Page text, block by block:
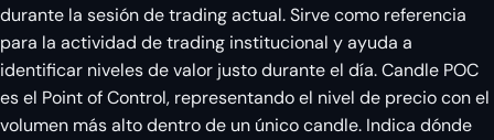
durante la sesión de trading actual. Sirve como referencia
para la actividad de trading institucional y ayuda a
identificar niveles de valor justo durante el día. Candle POC
es el Point of Control, representando el nivel de precio con el
volumen más alto dentro de un único candle. Indica dónde